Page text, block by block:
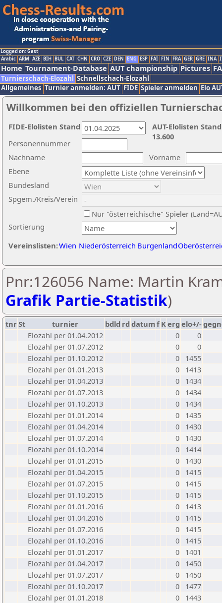
Logged on: Gast
Arabic ARM AZE BIH BUL CAT CHN CRO CZE DEN ENG ESP FAI FIN FRA GER GRE INA
Home Tournament-Database AUT championship Pictures
Turnierschach-Elozahl Schnellschach-Elozahl
Allgemeines Turnier anmelden: AUT FIDE Spieler anmelden Elo
Willkommen bei den offiziellen
Nachname
Vorname
Ebene
Sortierung
Personennummer
Bundesland
Spgem./Kreis/Verein
Nur "österreichische" Spieler
Vereinslisten:Wien Niederösterreich Burgenland
AUT-Elolisten
13.600
FIDE-Elolisten Stand
Pnr:126056 Name: Martin
Grafik Partie-Statistik)
tnrSt turnier bdld rd datumf Kerg elo+/-
Elozahl per 01.04.2012
0
0
Elozahl per 01.07.2012
0
0
Elozahl per 01.10.2012
0
1455
Elozahl per 01.01.2013
0
1413
Elozahl per 01.04.2013
0
1434
Elozahl per 01.07.2013
0
1434
Elozahl per 01.10.2013
0
1434
Elozahl per 01.01.2014
0
1435
Elozahl per 01.04.2014
0
1430
Elozahl per 01.07.2014
0
1430
Elozahl per 01.10.2014
0
1414
Elozahl per 01.01.2015
0
1430
Elozahl per 01.04.2015
0
1415
Elozahl per 01.07.2015
0
1415
Elozahl per 01.10.2015
0
1415
Elozahl per 01.01.2016
0
1413
Elozahl per 01.04.2016
0
1415
Elozahl per 01.07.2016
0
1415
Elozahl per 01.10.2016
0
1415
Elozahl per 01.01.2017
0
1401
Elozahl per 01.04.2017
0
1450
Elozahl per 01.07.2017
0
1450
Elozahl per 01.10.2017
0
1477
Elozahl per 01.01.2018
0
1443